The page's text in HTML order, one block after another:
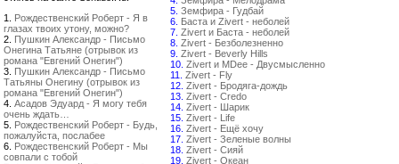
1. Рождественский Роберт - Я в
глазах твоих утону, можно?
2. Пушкин Александр - Письмо
Онегина Татьяне (отрывок из
романа "Евгений Онегин")
3. Пушкин Александр - Письмо
Татьяны Онегину (отрывок из
романа "Евгений Онегин")
4. Асадов Эдуард - Я могу тебя
очень ждать…
5. Рождественский Роберт - Будь,
пожалуйста, послабее
6. Рождественский Роберт - Мы
совпали с тобой
5. Земфира - Гудбай
6. Баста и Zivert - неболей
7. Zivert и Баста - неболей
8. Zivert - Безболезненно
9. Zivert - Beverly Hills
10. Zivert и MDee - Двусмысленно
11. Zivert - Fly
12. Zivert - Бродяга-дождь
13. Zivert - Credo
14. Zivert - Шарик
15. Zivert - Life
16. Zivert - Ещё хочу
17. Zivert - Зеленые волны
18. Zivert - Сияй
19. Zivert - Океан